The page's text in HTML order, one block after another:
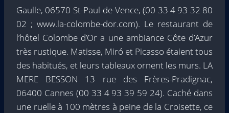
Gaulle, 06570 St-Paul-de-Vence, (00 33 4 93 32 80
02 ; www.la-colombe-dor.com). Le restaurant de
l’hôtel Colombe d’Or a une ambiance Côte d’Azur
très rustique. Matisse, Miró et Picasso étaient tous
des habitués, et leurs tableaux ornent les murs. LA
MERE BESSON 13 rue des Frères-Pradignac,
06400 Cannes (00 33 4 93 39 59 24). Caché dans
une ruelle à 100 mètres à peine de la Croisette, ce